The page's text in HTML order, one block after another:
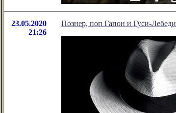
23.05.2020
21:26
Познер, поп Гапон и Гуси-Лебеди